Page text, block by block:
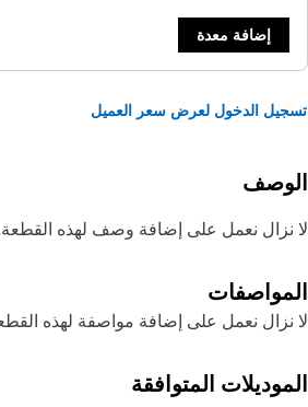
إضافة معدة
الدخول لعرض سعر العميل
نزال نعمل على إضافة وصف لهذه القطعة.
نعمل على إضافة مواصفة لهذه القطعة.
المتوافقة